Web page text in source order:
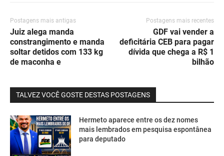
Postagens mais antigas
Juiz alega manda
constrangimento e manda
soltar detidos com 133 kg
de maconha e
Postagens mais recentes
GDF vai vender a
deficitária CEB para pagar
dívida que chega a R$ 1
bilhão
TALVEZ VOCÊ GOSTE DESTAS POSTAGENS
Hermeto aparece entre os dez nomes
mais lembrados em pesquisa espontânea
para deputado